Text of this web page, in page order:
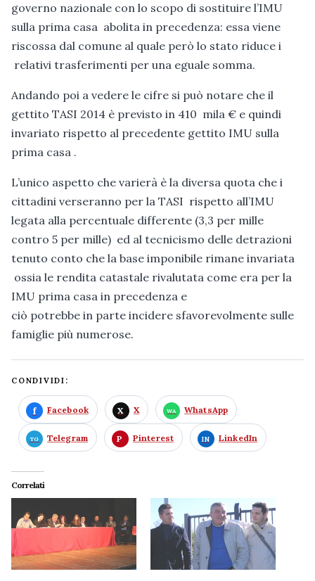
governo nazionale con lo scopo di sostituire l’IMU
sulla prima casa abolita in precedenza: essa viene
riscossa dal comune al quale però lo stato riduce i
relativi trasferimenti per una eguale somma.
Andando poi a vedere le cifre si può notare che il
gettito TASI 2014 è previsto in 410 mila € e quindi
invariato rispetto al precedente gettito IMU sulla
prima casa .
L’unico aspetto che varierà è la diversa quota che i
cittadini verseranno per la TASI rispetto all’IMU
legata alla percentuale differente (3,3 per mille
contro 5 per mille) ed al tecnicismo delle detrazioni
tenuto conto che la base imponibile rimane invariata
ossia le rendita catastale rivalutata come era per la
IMU prima casa in precedenza e
ciò potrebbe in parte incidere sfavorevolmente sulle
famiglie più numerose.
CONDIVIDI:
Facebook X WhatsApp
Telegram Pinterest LinkedIn
Correlati